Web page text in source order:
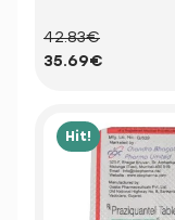
42.83€
35.69€
Hit!